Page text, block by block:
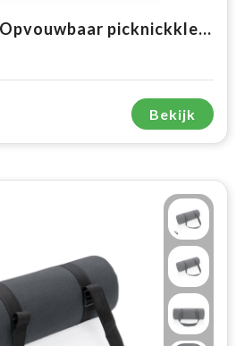
CENTRAL PARK - Opvouwbaar picknickkleed
Bekijk